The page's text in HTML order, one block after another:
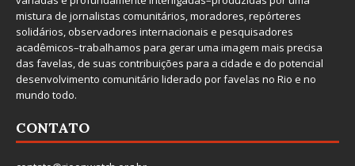
mistura de jornalistas comunitários, moradores, repórteres
solidários, observadores internacionais e pesquisadores
acadêmicos–trabalhamos para gerar uma imagem mais precisa
das favelas, de suas contribuições para a cidade e do potencial
desenvolvimento comunitário liderado por favelas no Rio e no
mundo todo.
CONTATO